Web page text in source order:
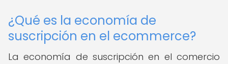
¿Qué es la economía de
suscripción en el ecommerce?
La economía de suscripción en el comercio